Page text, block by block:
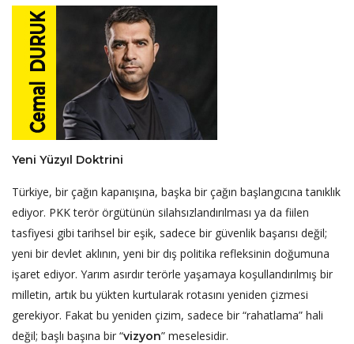
Yeni Yüzyıl Doktrini
Türkiye, bir çağın kapanışına, başka bir çağın başlangıcına tanıklık
ediyor. PKK terör örgütünün silahsızlandırılması ya da fiilen
tasfiyesi gibi tarihsel bir eşik, sadece bir güvenlik başarısı değil;
yeni bir devlet aklının, yeni bir dış politika refleksinin doğumuna
işaret ediyor. Yarım asırdır terörle yaşamaya koşullandırılmış bir
milletin, artık bu yükten kurtularak rotasını yeniden çizmesi
gerekiyor. Fakat bu yeniden çizim, sadece bir “rahatlama” hali
değil; başlı başına bir “vizyon” meselesidir.